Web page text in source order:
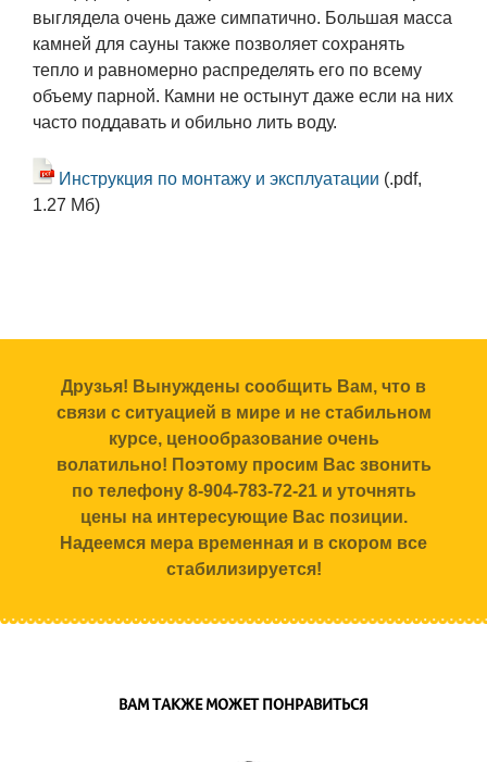
выглядела очень даже симпатично. Большая масса
камней для сауны также позволяет сохранять
тепло и равномерно распределять его по всему
объему парной. Камни не остынут даже если на них
часто поддавать и обильно лить воду.
Инструкция по монтажу и эксплуатации (.pdf,
1.27 Мб)
Друзья! Вынуждены сообщить Вам, что в
связи с ситуацией в мире и не стабильном
курсе, ценообразование очень
волатильно! Поэтому просим Вас звонить
по телефону 8-904-783-72-21 и уточнять
цены на интересующие Вас позиции.
Надеемся мера временная и в скором все
стабилизируется!
ВАМ ТАКЖЕ МОЖЕТ ПОНРАВИТЬСЯ